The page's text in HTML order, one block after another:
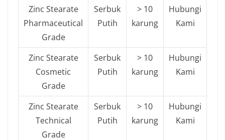
Zinc Stearate
Pharmaceutical
Grade
Serbuk
Putih
> 10
karung
Hubungi
Kami
Zinc Stearate
Cosmetic
Grade
Serbuk
Putih
> 10
karung
Hubungi
Kami
Zinc Stearate
Technical
Grade
Serbuk
Putih
> 10
karung
Hubungi
Kami